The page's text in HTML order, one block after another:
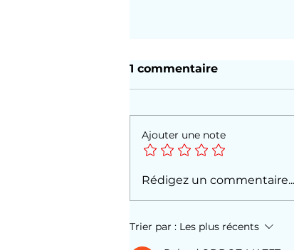
Où est le garçon ? À
Sanary, avec Dorothée,
été 1992
1 commentaire
Ajouter une note
Rédigez un commentaire...
Trier par : Les plus récents